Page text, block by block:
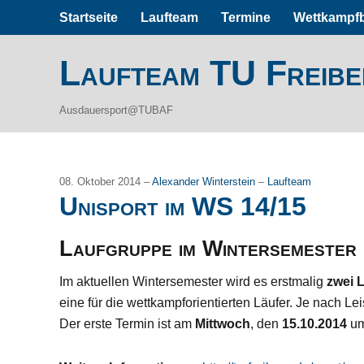
Startseite Laufteam Termine
Laufteam TU
Ausdauersport@TUBAF
08. Oktober 2014 –Alexander Winterstein– Laufteam
Unisport im WS 14/15
Laufgruppe im Wintersemester
Im aktuellen Wintersemester wird es erstmaligzwei
eine für die wettkampforientierten Läufer. Je nach
Der erste Termin ist am Mittwoch, den 15.10.2014